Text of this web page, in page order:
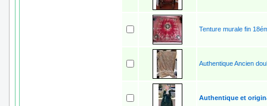
Tenture murale fin
Authentique Ancien
Authentique et